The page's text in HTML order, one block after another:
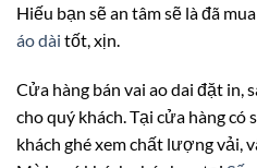
Hiếu bạn sẽ an tâm sẽ là đã
áo dài tốt, xịn.
Cửa hàng bán vai ao dai đặt in,
cho quý khách. Tại cửa hàng có
khách ghé xem chất lượng vải,